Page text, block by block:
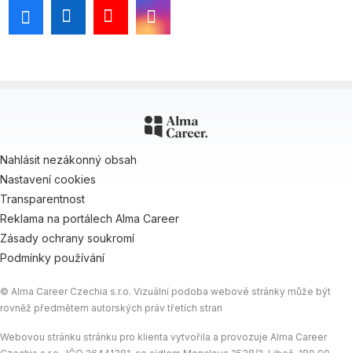
Nahlásit nezákonný obsah
Nastavení cookies
Transparentnost
Reklama na portálech Alma Career
Zásady ochrany soukromí
Podmínky používání
© Alma Career Czechia s.r.o. Vizuální podoba webové stránky může být
rovněž předmětem autorských práv třetích stran
Webovou stránku stránku pro klienta vytvořila a provozuje Alma Career